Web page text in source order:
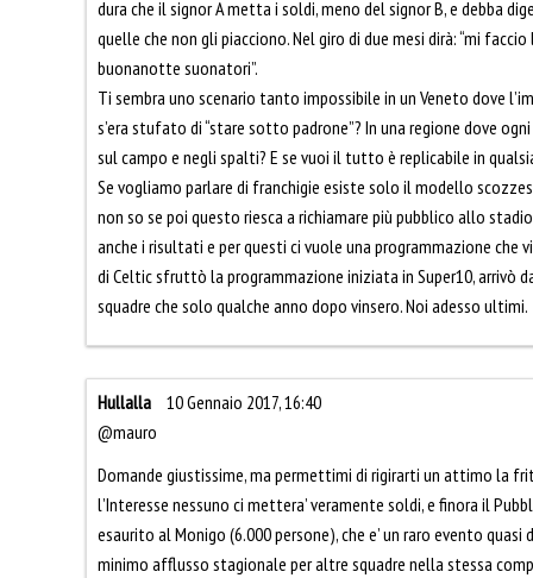
dura che il signor A metta i soldi, meno del signor B, e debba
quelle che non gli piacciono. Nel giro di due mesi dirà: “mi
buonanotte suonatori”.
Ti sembra uno scenario tanto impossibile in un Veneto dove
s’era stufato di “stare sotto padrone”? In una regione dove
sul campo e negli spalti? E se vuoi il tutto è replicabile in
Se vogliamo parlare di franchigie esiste solo il modello
non so se poi questo riesca a richiamare più pubblico allo
anche i risultati e per questi ci vuole una programmazione che
di Celtic sfruttò la programmazione iniziata in Super10, arrivò
squadre che solo qualche anno dopo vinsero. Noi adesso ultimi.
Hullalla
10 Gennaio 2017, 16:40
@mauro
Domande giustissime, ma permettimi di rigirarti un attimo la
l’Interesse nessuno ci mettera’ veramente soldi, e finora il
esaurito al Monigo (6.000 persone), che e’ un raro evento
minimo afflusso stagionale per altre squadre nella stessa